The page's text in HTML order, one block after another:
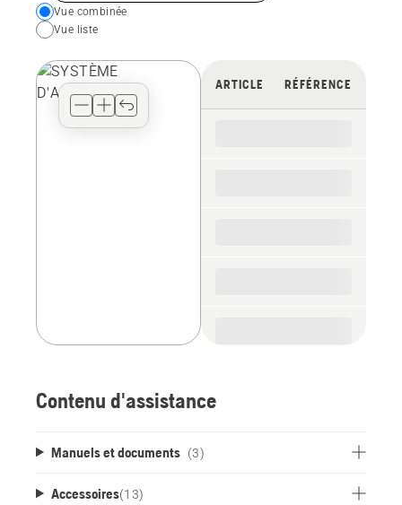
Choose
your
view
type
Vue combinée
Vue liste
ARTICLE RÉFÉRENCE
Contenu d'assistance
Manuels et documents (3)
Accessoires(13)